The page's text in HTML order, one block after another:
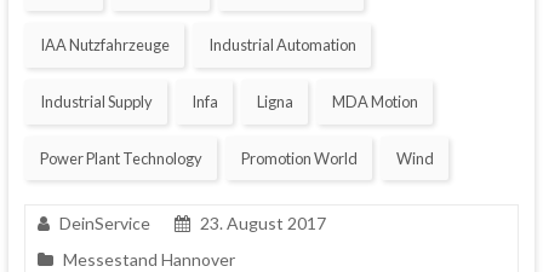
IAA Nutzfahrzeuge Industrial Automation
Industrial Supply Infa Ligna MDA Motion
Power Plant Technology Promotion World Wind
DeinService
23. August 2017
Messestand Hannover